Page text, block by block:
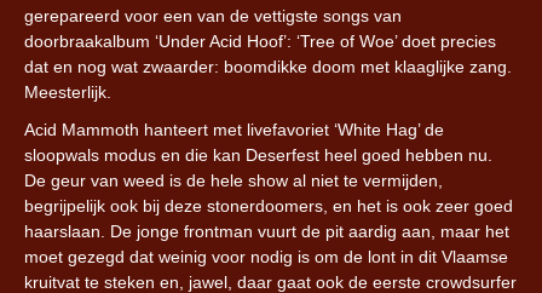
gerepareerd voor een van de vettigste songs van
doorbraakalbum ‘Under Acid Hoof’: ‘Tree of Woe’ doet precies
dat en nog wat zwaarder: boomdikke doom met klaaglijke zang.
Meesterlijk.
Acid Mammoth hanteert met livefavoriet ‘White Hag’ de
sloopwals modus en die kan Deserfest heel goed hebben nu.
De geur van weed is de hele show al niet te vermijden,
begrijpelijk ook bij deze stonerdoomers, en het is ook zeer goed
haarslaan. De jonge frontman vuurt de pit aardig aan, maar het
moet gezegd dat weinig voor nodig is om de lont in dit Vlaamse
kruitvat te steken en, jawel, daar gaat ook de eerste crowdsurfer